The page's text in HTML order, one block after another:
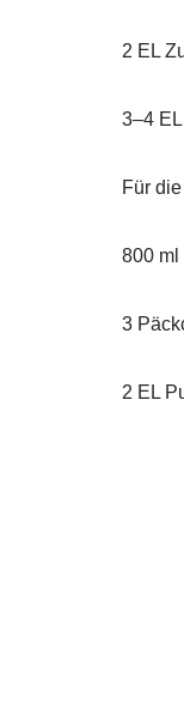
2 EL
3–4
Für
800 ml
3
2 EL